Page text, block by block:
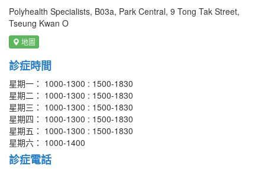
Polyhealth Specialists, B03a, Park Central, 9 Tong Tak Street,
Tseung Kwan O
地圖
診症時間
星期一： 1000-1300 : 1500-1830
星期二： 1000-1300 : 1500-1830
星期三： 1000-1300 : 1500-1830
星期四： 1000-1300 : 1500-1830
星期五： 1000-1300 : 1500-1830
星期六： 1000-1400
診症電話